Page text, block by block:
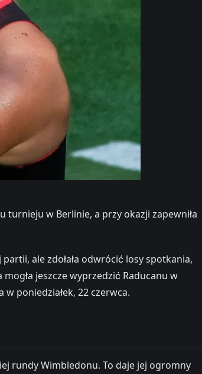
turnieju w Berlinie, a przy okazji zapewniła
ale zdołała odwrócić losy spotkania,
jeszcze wyprzedzić Raducanu w
poniedziałek, 22 czerwca.
rundy Wimbledonu. To daje jej ogromny